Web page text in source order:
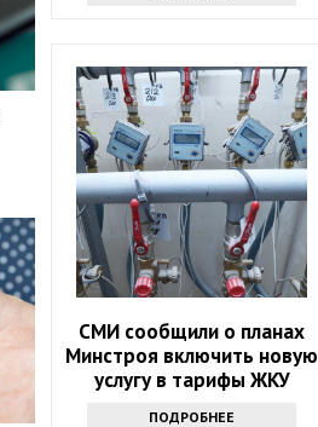
СМИ сообщили о планах
Минстроя включить новую
услугу в тарифы ЖКУ
ПОДРОБНЕЕ